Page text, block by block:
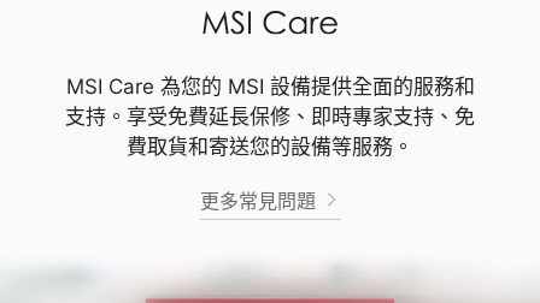
MSI Care 為您的 MSI 設備提供全面的服務和
支持。享受免費延長保修、即時專家支持、免
費取貨和寄送您的設備等服務。
更多常見問題